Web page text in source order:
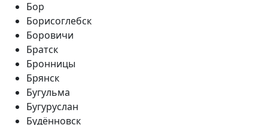
Бор
Борисоглебск
Боровичи
Братск
Бронницы
Брянск
Бугульма
Бугуруслан
Будённовск